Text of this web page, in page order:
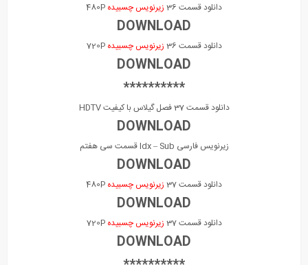
دانلود قسمت 36 زیرنویس چسبیده
DOWNLOAD
دانلود قسمت 36 زیرنویس چسبیده 720P
DOWNLOAD
**********
دانلود قسمت 37 فصل گیلاس با کیفیت HDTV
DOWNLOAD
زیرنویس فارسی Idx – Sub قسمت سی هفتم
DOWNLOAD
دانلود قسمت 37 زیرنویس چسبیده
DOWNLOAD
دانلود قسمت 37 زیرنویس چسبیده 720P
DOWNLOAD